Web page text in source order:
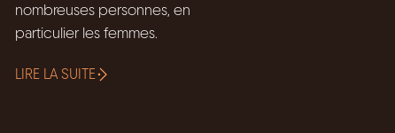
nombreuses personnes, en
particulier les femmes.
LIRE LA SUITE